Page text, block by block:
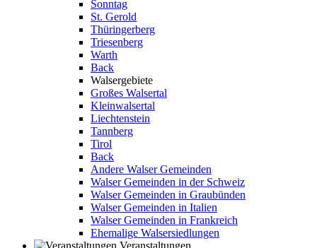
Sonntag
St. Gerold
Thüringerberg
Triesenberg
Warth
Back
Walsergebiete
Großes Walsertal
Kleinwalsertal
Liechtenstein
Tannberg
Tirol
Back
Andere Walser Gemeinden
Walser Gemeinden in der Schweiz
Walser Gemeinden in Graubünden
Walser Gemeinden in Italien
Walser Gemeinden in Frankreich
Ehemalige Walsersiedlungen
Veranstaltungen